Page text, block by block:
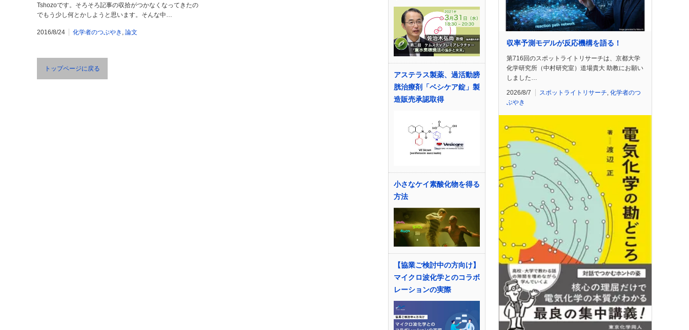
Tshozoです。そろそろ記事の収拾がつかなくなってきたの
でもう少し何とかしようと思います。そんな中…
2016/8/24 化学者のつぶやき , 論文
トップページに戻る
アステラス製薬、過活動膀
胱治療剤「ベシケア錠」製
造販売承認取得
小さなケイ素酸化物を得る
方法
【協業ご検討中の方向け】
マイクロ波化学とのコラボ
レーションの実際
収率予測モデルが反応機構を語る！
第716回のスポットライトリサーチは、京都大学
化学研究所（中村研究室）道場貴大 助教にお願い
しました…
2026/8/7 スポットライトリサーチ 化学者のつ
ぶやき